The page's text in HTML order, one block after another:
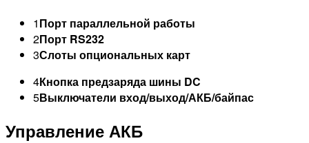
1Порт параллельной работы
2Порт RS232
3Слоты опциональных карт
4Кнопка предзаряда шины DC
5Выключатели вход/выход/АКБ/байпас
Управление АКБ